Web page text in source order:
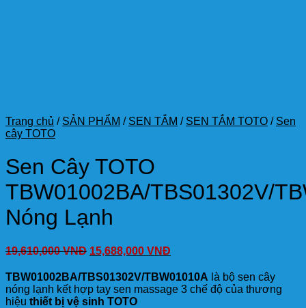
Trang chủ / SẢN PHẨM / SEN TẮM / SEN TẮM TOTO / Sen
cây TOTO
Sen Cây TOTO
TBW01002BA/TBS01302V/
Nóng Lạnh
19,610,000VNĐ 15,688,000 VNĐ
TBW01002BA/TBS01302V/TBW01010A là bộ sen cây
nóng lạnh kết hợp tay sen massage 3 chế độ của thương
hiệu thiết bị vệ sinh TOTO